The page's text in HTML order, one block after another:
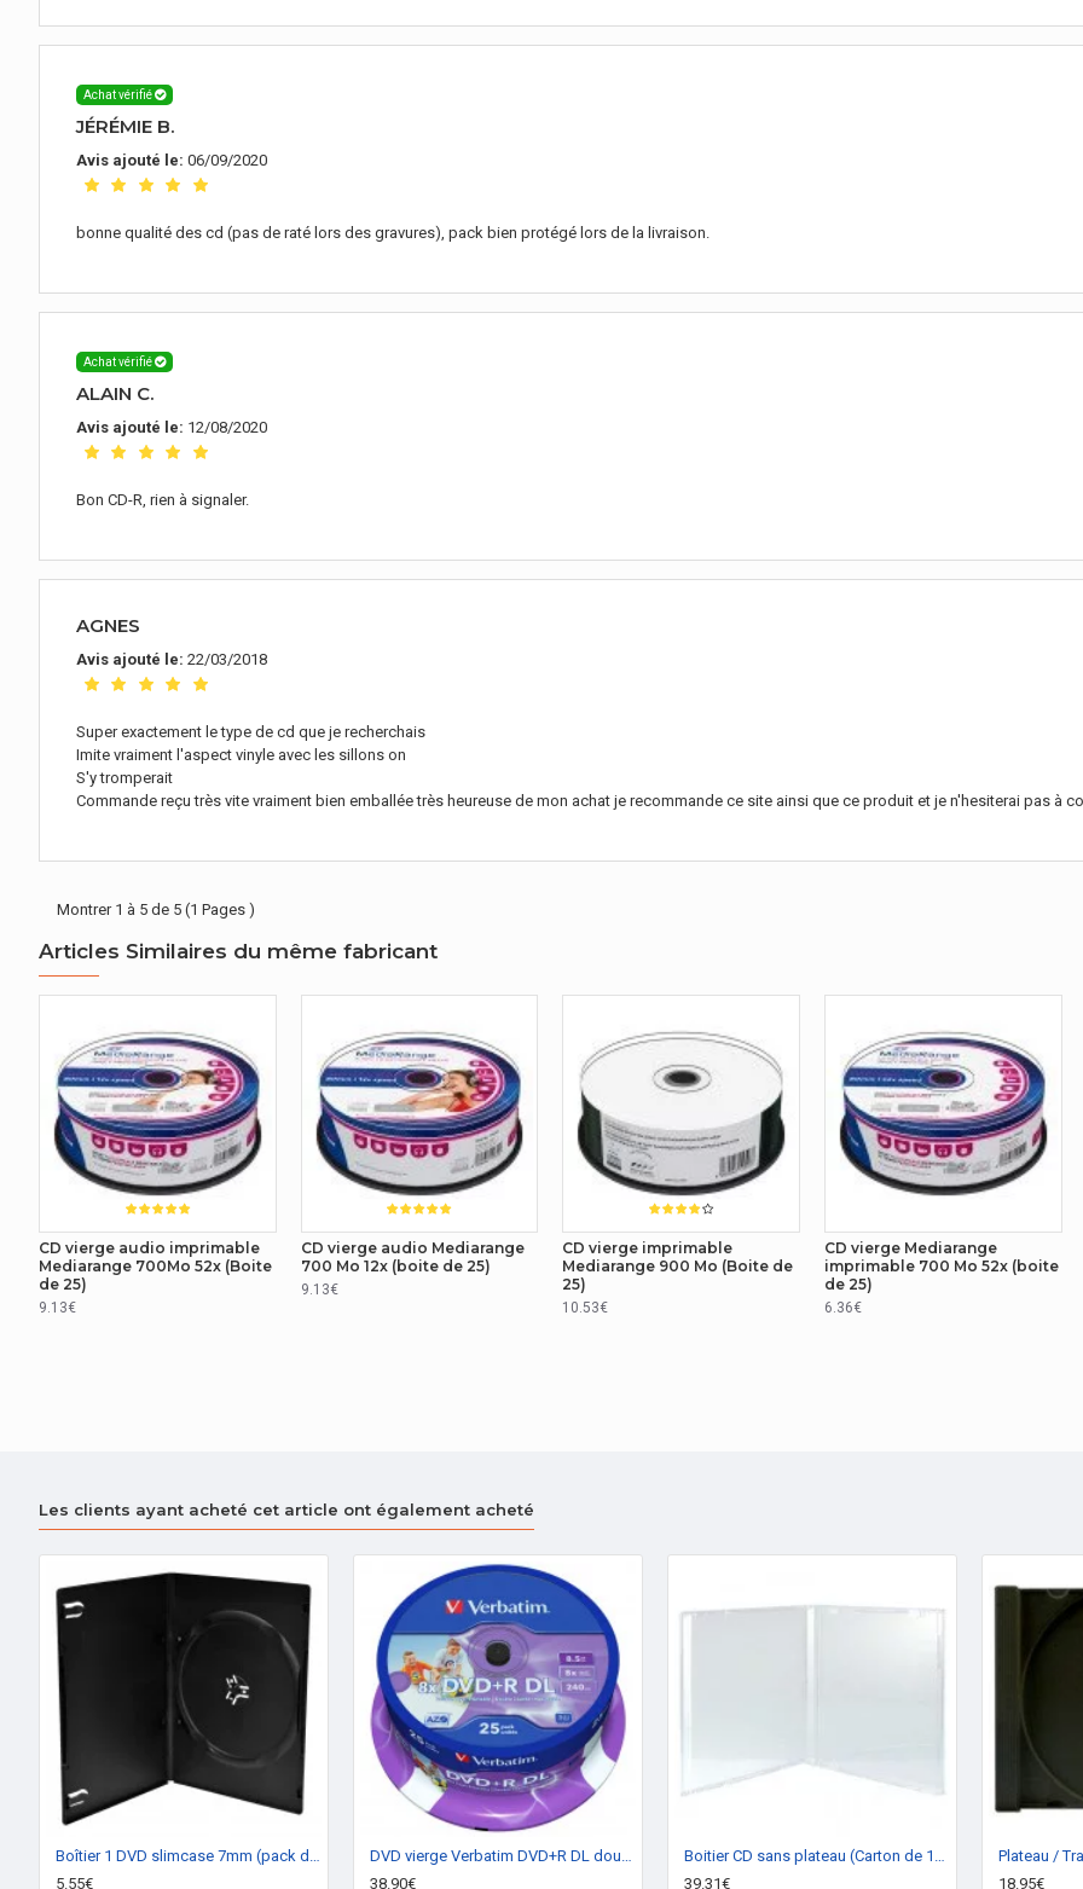
Achat vérifié
JÉRÉMIE B.
Avis ajouté le: 06/09/2020
bonne qualité des cd (pas de raté lors des gravures), pack bien protégé lors de la livraison.
Achat vérifié
ALAIN C.
Avis ajouté le: 12/08/2020
Bon CD-R, rien à signaler.
AGNES
Avis ajouté le: 22/03/2018
Super exactement le type de cd que je recherchais
Imite vraiment l'aspect vinyle avec les sillons on
S'y tromperait
Commande reçu très vite vraiment bien emballée très heureuse de mon achat je recommande ce site ainsi que ce produit et je n'hesiterai pas à
Montrer 1 à 5 de 5 (1 Pages )
Articles Similaires du même fabricant
CD vierge audio imprimable
Mediarange 700Mo 52x (Boite
de 25)
9.13€
CD vierge audio Mediarange
700 Mo 12x (boite de 25)
9.13€
CD vierge imprimable
Mediarange 900 Mo (Boite de
25)
10.53€
CD vierge Mediarange
imprimable 700 Mo 52x (boite
de 25)
6.36€
Les clients ayant acheté cet article ont également acheté
Boîtier 1 DVD slimcase 7mm (pack de 10)
5.55€
DVD vierge Verbatim DVD+R DL double couche imprimable 8x (boite de 25)
38.90€
Boitier CD sans plateau (Carton de 100)
39.31€
18.95€